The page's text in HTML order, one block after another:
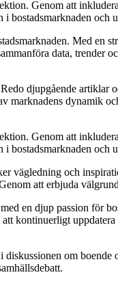
Genom att
Med
data,
djupgående
marknadens dynamik
Genom att
vägledning och
att erbjuda
en djup passion för
kontinuerligt
om